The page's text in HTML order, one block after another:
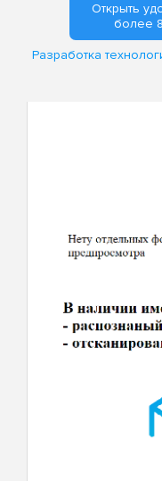
Открыть
более
Разработка